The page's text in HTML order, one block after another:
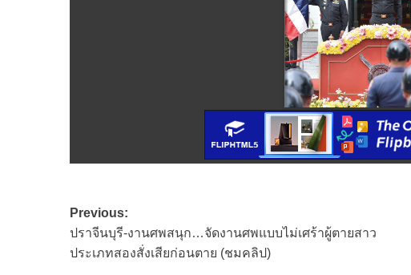
Post
navigation
Previous:
ปราจีนบุรี-งานศพสนุก…จัดงานศพแบบไม่เศร้าผู้ตายสาว
ประเภทสองสั่งเสียก่อนตาย (ชมคลิป)